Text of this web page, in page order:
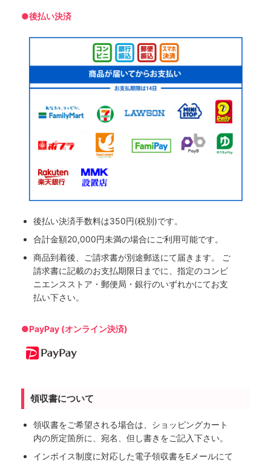
●後払い決済
後払い決済手数料は350円(税別)です。
合計金額20,000円未満の場合にご利用可能です。
商品到着後、ご請求書が別途郵送にて届きます。 ご
請求書に記載のお支払期限日までに、指定のコンビ
ニエンスストア・郵便局・銀行のいずれかにてお支
払い下さい。
●PayPay (オンライン決済)
領収書について
領収書をご希望される場合は、ショッピングカート
内の所定箇所に、宛名、但し書きをご記入下さい。
インボイス制度に対応した電子領収書をEメールにて